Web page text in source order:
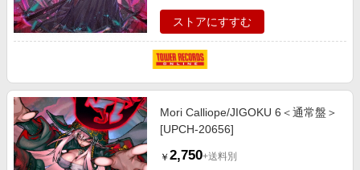
ストアにすすむ
Mori Calliope/JIGOKU 6＜通常盤＞
[UPCH-20656]
￥ 2,750+送料別